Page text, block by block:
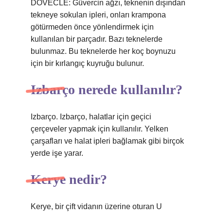
DOVECLE: Güvercin ağzı, teknenin dışından
tekneye sokulan ipleri, onları krampona
götürmeden önce yönlendirmek için
kullanılan bir parçadır. Bazı teknelerde
bulunmaz. Bu teknelerde her koç boynuzu
için bir kırlangıç ​​kuyruğu bulunur.
Izbarço nerede kullanılır?
Izbarço. Izbarço, halatlar için geçici
çerçeveler yapmak için kullanılır. Yelken
çarşafları ve halat ipleri bağlamak gibi birçok
yerde işe yarar.
Kerye nedir?
Kerye, bir çift vidanın üzerine oturan U